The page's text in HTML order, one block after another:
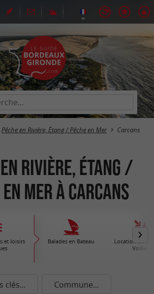
Pêche en Rivière, Étang / Pêche en Mer Carcans
Rivière, Étang /
en Mer à Carcans
et loisirs
Balades en Bateau
Location de
Voiliers
clés... Commune...